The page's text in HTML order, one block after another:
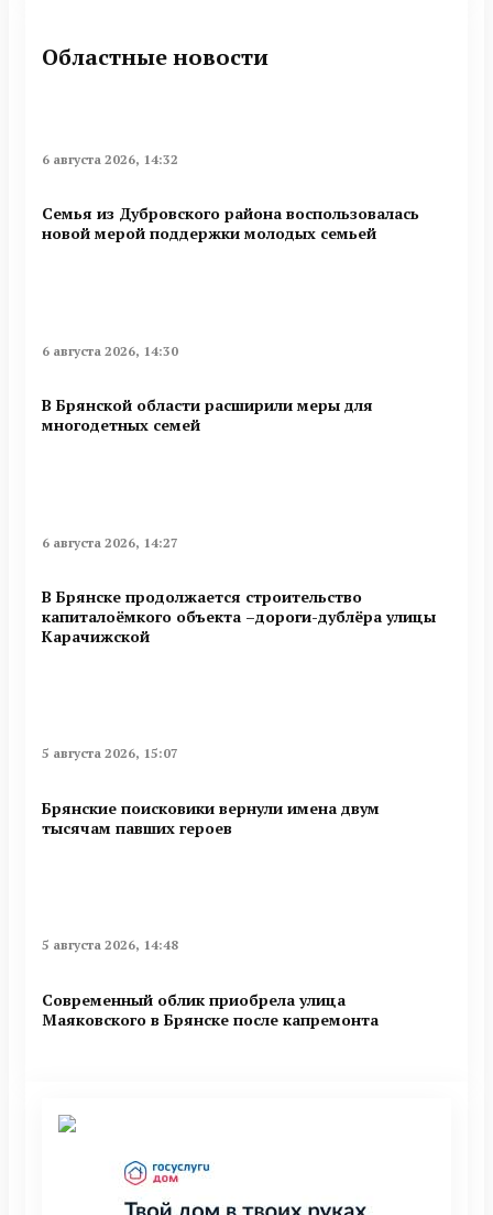
Областные новости
6 августа 2026, 14:32
Семья из Дубровского района воспользовалась
новой мерой поддержки молодых семьей
6 августа 2026, 14:30
В Брянской области расширили меры для
многодетных семей
6 августа 2026, 14:27
В Брянске продолжается строительство
капиталоёмкого объекта –дороги-дублёра улицы
Карачижской
5 августа 2026, 15:07
Брянские поисковики вернули имена двум
тысячам павших героев
5 августа 2026, 14:48
Современный облик приобрела улица
Маяковского в Брянске после капремонта